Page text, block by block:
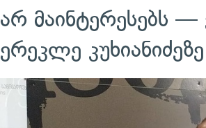
არ მაინტერესებს
ერეკლე კუხიანიძეზე